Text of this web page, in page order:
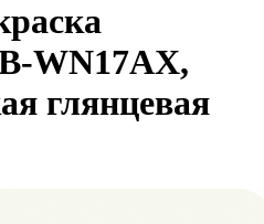
WN17AX,
глянцевая